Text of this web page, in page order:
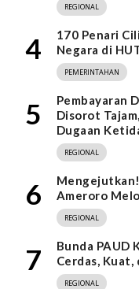
REGIONAL
4
170 Penari
Negara di
PEMERINTAHAN
5
Pembayaran
Disorot
Dugaan
REGIONAL
6
Mengejutkan!
Ameroro
REGIONAL
7
Bunda PAUD
Cerdas,
REGIONAL